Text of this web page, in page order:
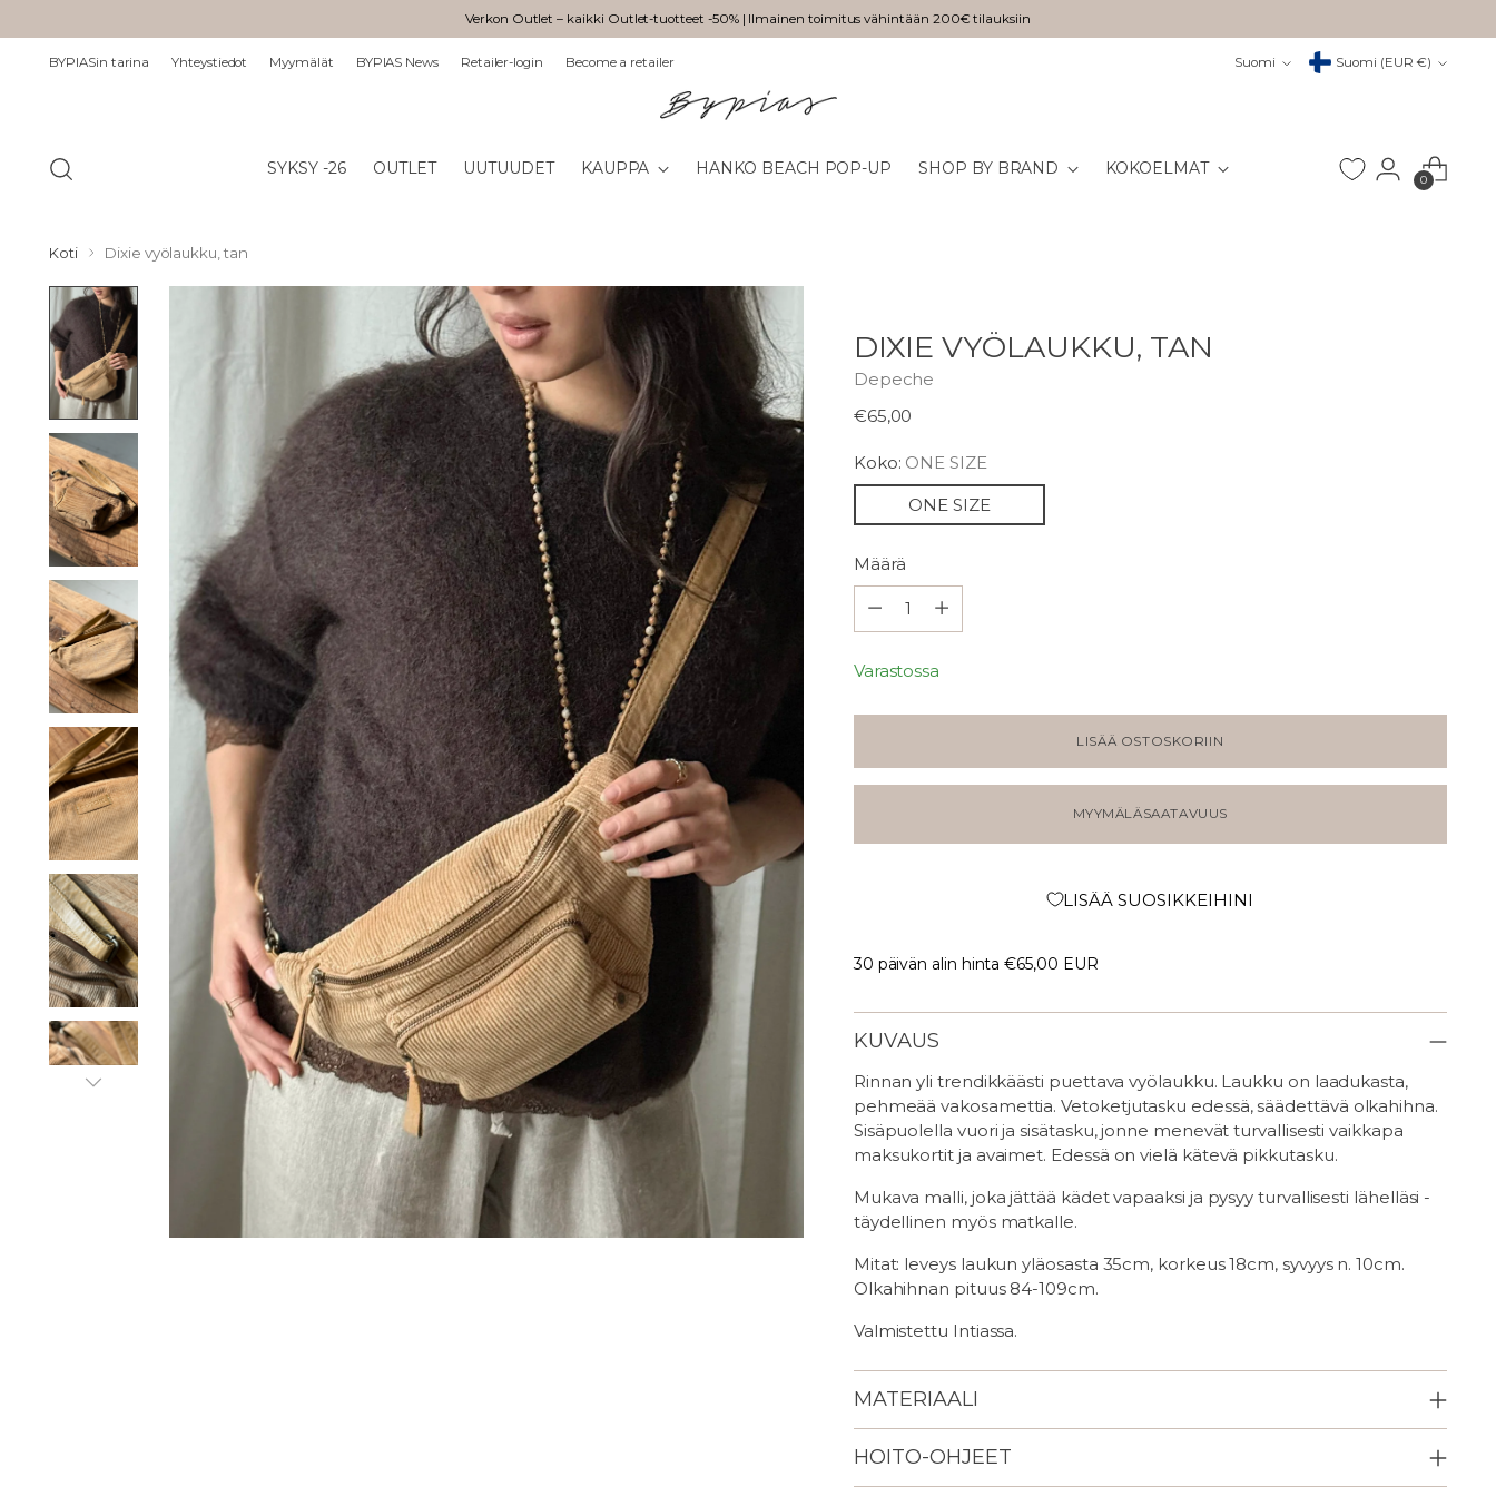
Verkon Outlet – kaikki Outlet-tuotteet -50% | Ilmainen toimitus vähintään 200€ tilauksiin
BYPIASin tarina Yhteystiedot Myymälät BYPIAS News Retailer-login Become a retailer Suomi Valuutta Suomi (EUR €)
SYKSY -26 OUTLET UUTUUDET KAUPPA HANKO BEACH POP-UP SHOP BY BRAND KOKOELMAT
0
Koti Dixie vyölaukku, tan
DIXIE VYÖLAUKKU, TAN
Depeche
Normaali
€65,00
Koko: ONE SIZE
ONE SIZE
Määrä
Määrä
Varastossa
LISÄÄ OSTOSKORIIN
MYYMÄLÄSAATAVUUS
LISÄÄ SUOSIKKEIHINI
30 päivän alin hinta €65,00 EUR
KUVAUS
Rinnan yli trendikkäästi puettava vyölaukku. Laukku on laadukasta,
pehmeää vakosamettia. Vetoketjutasku edessä, säädettävä olkahihna.
Sisäpuolella vuori ja sisätasku, jonne menevät turvallisesti vaikkapa
maksukortit ja avaimet. Edessä on vielä kätevä pikkutasku.
Mukava malli, joka jättää kädet vapaaksi ja pysyy turvallisesti lähelläsi -
täydellinen myös matkalle.
Mitat: leveys laukun yläosasta 35cm, korkeus 18cm, syvyys n. 10cm.
Olkahihnan pituus 84-109cm.
Valmistettu Intiassa.
MATERIAALI
HOITO-OHJEET